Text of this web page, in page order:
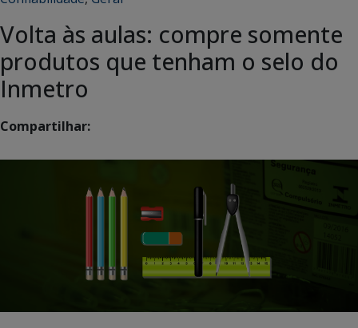
Volta às aulas: compre somente
produtos que tenham o selo do
Inmetro
Compartilhar: